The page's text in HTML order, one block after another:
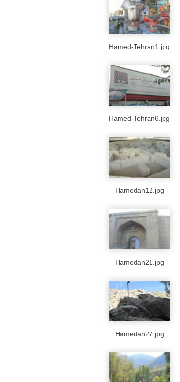
Hamed-Tehran1.jpg
Hamed-Tehran6.jpg
Hamedan12.jpg
Hamedan21.jpg
Hamedan27.jpg